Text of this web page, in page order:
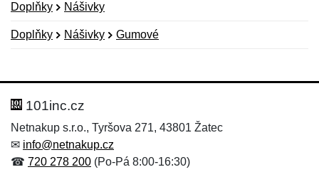
Doplňky Nášivky
Doplňky Nášivky Gumové
Hodnocení:
Jméno: *
Jméno:
E-mail:*
101inc.cz
Netnakup s.r.o., Tyršova 271, 43801 Žatec
✉ info@netnakup.cz
☎ 720 278 200 (Po-Pá 8:00-16:30)